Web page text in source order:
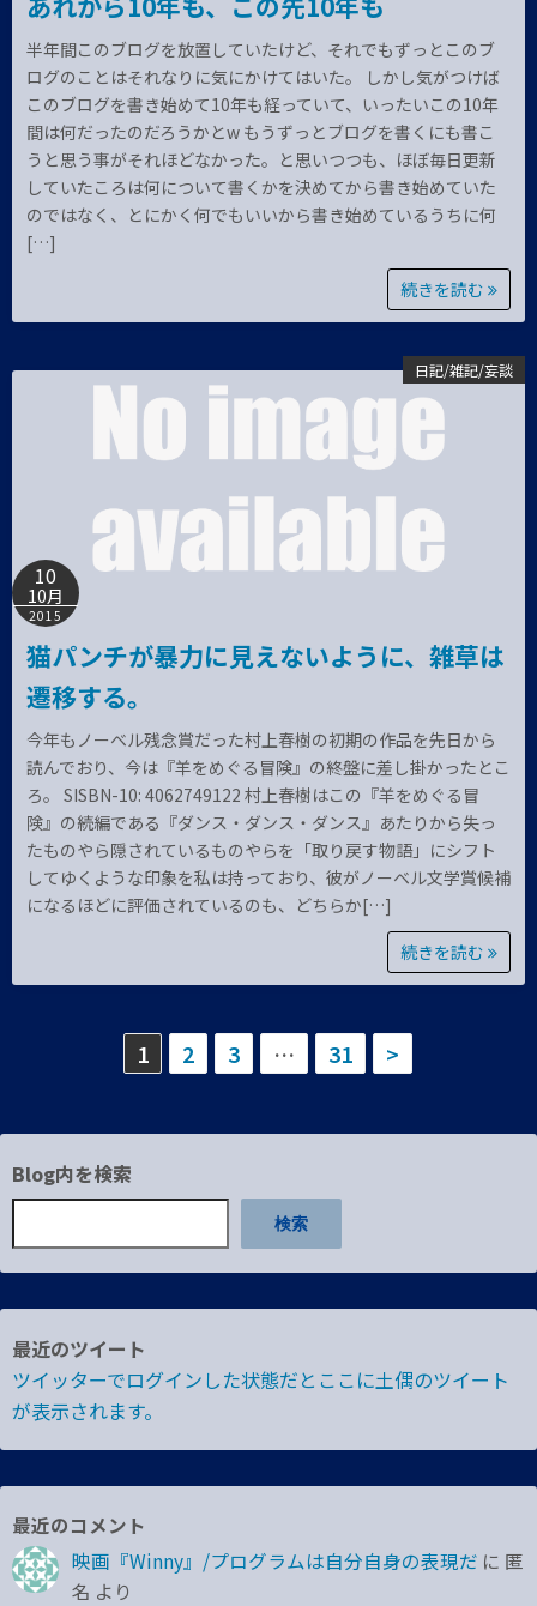
半年間このブログを放置していたけど、それでもずっとこのブ
ログのことはそれなりに気にかけてはいた。 しかし気がつけば
このブログを書き始めて10年も経っていて、いったいこの10年
間は何だったのだろうかとw もうずっとブログを書くにも書こ
うと思う事がそれほどなかった。と思いつつも、ほぼ毎日更新
していたころは何について書くかを決めてから書き始めていた
のではなく、とにかく何でもいいから書き始めているうちに何
[…]
続きを読む
日記/雑記/妄談
10
10月
2015
猫パンチが暴力に見えないように、雑草は
遷移する。
今年もノーベル残念賞だった村上春樹の初期の作品を先日から
読んでおり、今は『羊をめぐる冒険』の終盤に差し掛かったとこ
ろ。 SISBN-10: 4062749122 村上春樹はこの『羊をめぐる冒
険』の続編である『ダンス・ダンス・ダンス』あたりから失っ
たものやら隠されているものやらを「取り戻す物語」にシフト
してゆくような印象を私は持っており、彼がノーベル文学賞候補
になるほどに評価されているのも、どちらか[…]
続きを読む
ペ
ー
送
り
1 2 3 … 31 >
Blog内を検索
検索
最近のツイート
ツイッターでログインした状態だとここに土偶のツイート
が表示されます。
最近のコメント
映画『Winny』/プログラムは自分自身の表現だ に 匿
名 より